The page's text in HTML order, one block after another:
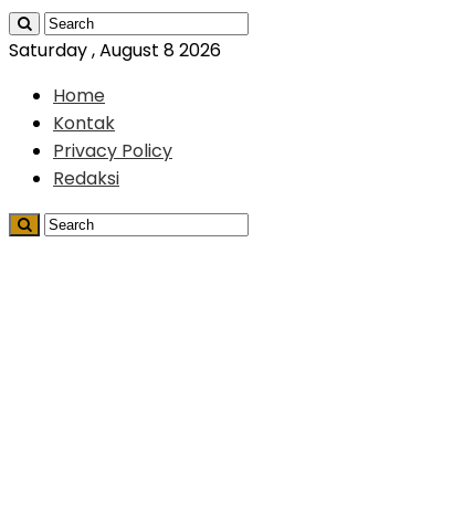
Saturday , August 8 2026
Home
Kontak
Privacy Policy
Redaksi